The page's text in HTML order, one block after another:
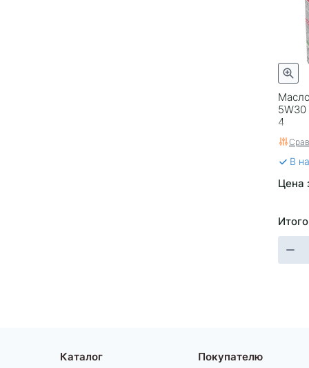
5W30
4
В
Цена
Каталог Покупателю